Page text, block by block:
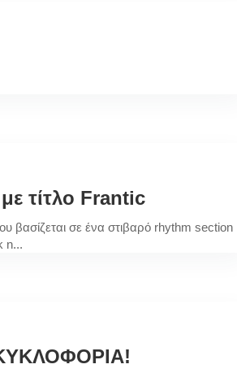
τίτλο Frantic
βασίζεται σε ένα στιβαρό rhythm section
n...